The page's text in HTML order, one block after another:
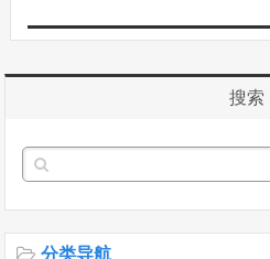
搜索
分类导航